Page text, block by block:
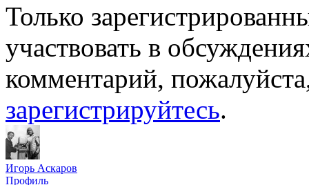
Только
участвовать в
комментарий,
зарегистрируйтесь.
Игорь Аскаров
Профиль